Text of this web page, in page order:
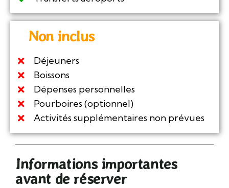
Non inclus
Déjeuners
Boissons
Dépenses personnelles
Pourboires (optionnel)
Activités supplémentaires non prévues
Informations importantes
avant de réserver